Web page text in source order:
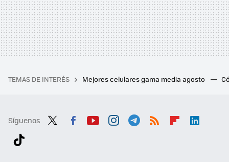
TEMAS DE INTERÉS Mejores celulares gama media agosto
Síguenos